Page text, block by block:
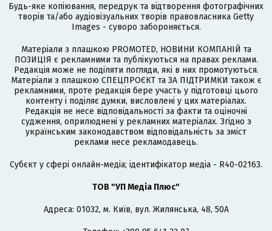
Будь-яке копіювання, передрук та відтворення фотографічних
творів та/або аудіовізуальних творів правовласника Getty
Images - суворо забороняється.
Матеріали з плашкою PROMOTED, НОВИНИ КОМПАНІЙ та
ПОЗИЦІЯ є рекламними та публікуються на правах реклами.
Редакція може не поділяти погляди, які в них промотуються.
Матеріали з плашкою СПЕЦПРОЄКТ та ЗА ПІДТРИМКИ також є
рекламними, проте редакція бере участь у підготовці цього
контенту і поділяє думки, висловлені у цих матеріалах.
Редакція не несе відповідальності за факти та оціночні
судження, оприлюднені у рекламних матеріалах. Згідно з
українським законодавством відповідальність за зміст
реклами несе рекламодавець.
Cубєкт у сфері онлайн-медіа; ідентифікатор медіа - R40-02163.
ТОВ "УП Медіа Плюс"
Адреса: 01032, м. Київ, вул. Жилянська, 48, 50А